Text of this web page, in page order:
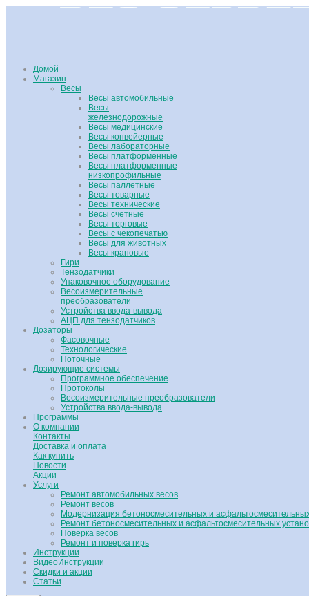
Домой
Магазин
Весы
Весы автомобильные
Весы
железнодорожные
Весы медицинские
Весы конвейерные
Весы лабораторные
Весы платформенные
Весы платформенные
низкопрофильные
Весы паллетные
Весы товарные
Весы технические
Весы счетные
Весы торговые
Весы с чекопечатью
Весы для животных
Весы крановые
Гири
Тензодатчики
Упаковочное оборудование
Весоизмерительные
преобразователи
Устройства ввода-вывода
АЦП для тензодатчиков
Дозаторы
Фасовочные
Технологические
Поточные
Дозирующие системы
Программное обеспечение
Протоколы
Весоизмерительные преобразователи
Устройства ввода-вывода
Программы
О компании
Контакты
Доставка и оплата
Как купить
Новости
Акции
Услуги
Ремонт автомобильных весов
Ремонт весов
Модернизация бетоносмесительных и
Ремонт бетоносмесительных и асфальтосмесительных
Поверка весов
Ремонт и поверка гирь
Инструкции
ВидеоИнструкции
Скидки и акции
Статьи